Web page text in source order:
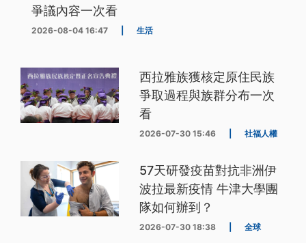
爭議內容一次看
2026-08-04 16:47 生活
西拉雅族獲核定原住民族
爭取過程與族群分布一次
看
2026-07-30 15:46 社福人權
57天研發疫苗對抗非洲伊
波拉最新疫情 牛津大學團
隊如何辦到？
2026-07-30 18:38 全球